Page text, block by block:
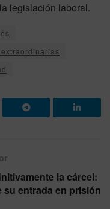
legislación laboral.
la cárcel:
su entrada en prisión